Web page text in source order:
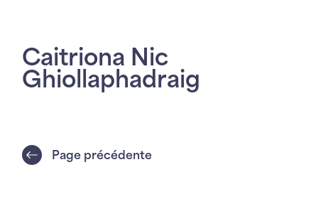
Caitriona Nic
Ghiollaphadraig
Page précédente